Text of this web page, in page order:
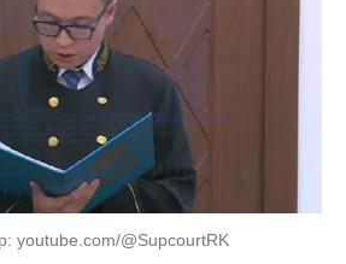
youtube.com/@SupcourtRK